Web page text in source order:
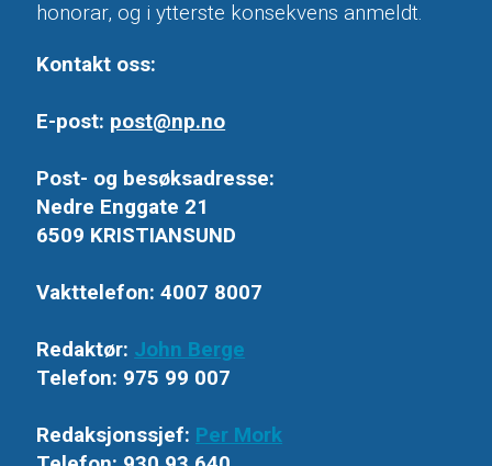
honorar, og i ytterste konsekvens anmeldt.
Kontakt oss:
E-post: post@np.no
Post- og besøksadresse:
Nedre Enggate 21
6509 KRISTIANSUND
Vakttelefon: 4007 8007
Redaktør: John Berge
Telefon: 975 99 007
Redaksjonssjef: Per Mork